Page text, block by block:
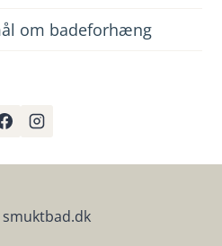
om badeforhæng